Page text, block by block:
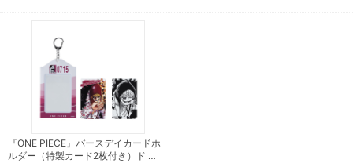
『ONE PIECE』バースデイカードホ
ルダー（特製カード2枚付き）ド …